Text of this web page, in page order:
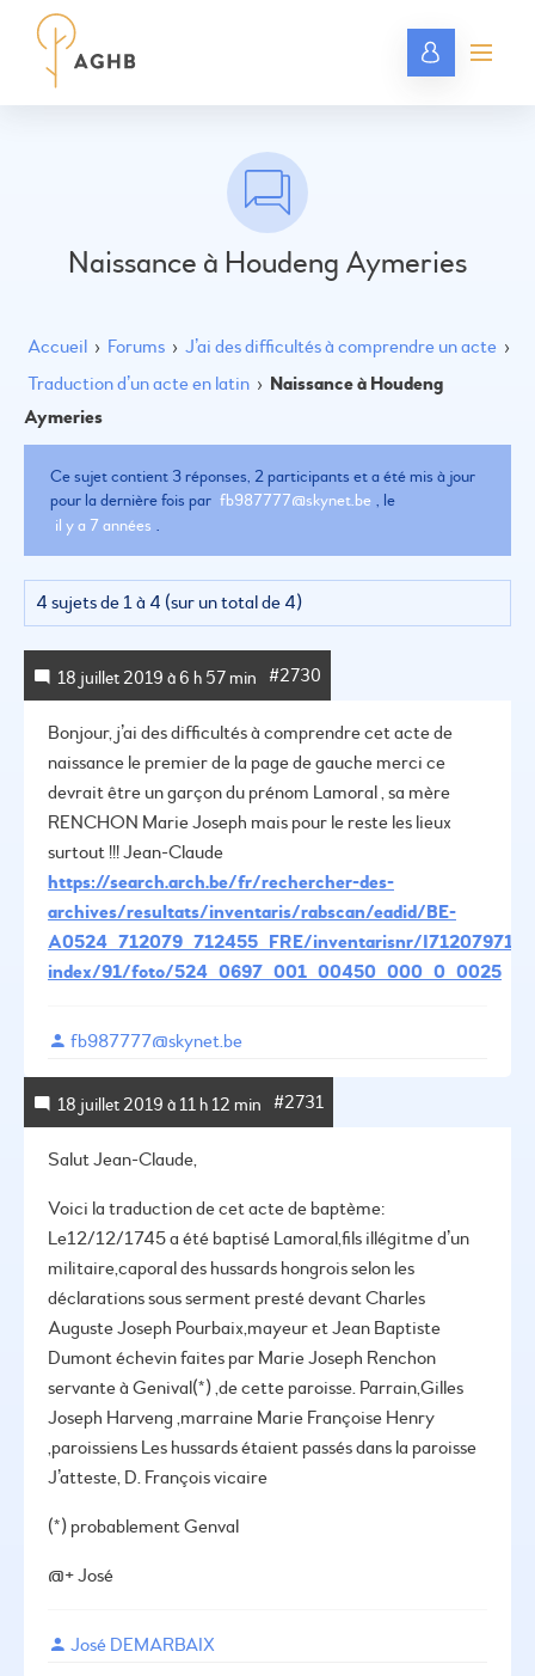
Naissance à Houdeng Aymeries
Accueil › Forums › J’ai des difficultés à comprendre un acte ›
Traduction d’un acte en latin › Naissance à Houdeng
Aymeries
Ce sujet contient 3 réponses, 2 participants et a été mis à jour
pour la dernière fois par fb987777@skynet.be , le
il y a 7 années .
4 sujets de 1 à 4 (sur un total de 4)
18 juillet 2019 à 6 h 57 min #2730
fb987777@skynet.be
Bonjour, j’ai des difficultés à comprendre cet acte de
naissance le premier de la page de gauche merci ce
devrait être un garçon du prénom Lamoral , sa mère
RENCHON Marie Joseph mais pour le reste les lieux
surtout !!!Jean-Claude
https://search.arch.be/fr/rechercher-des-
archives/resultats/inventaris/rabscan/eadid/BE-
A0524_712079_712455_FRE/inventarisnr/
index/91/foto/524_0697_001_00450_000_0_0025
18 juillet 2019 à 11 h 12 min #2731
José DEMARBAIX
Salut Jean-Claude,
Voici la traduction de cet acte de baptème:
Le12/12/1745 a été baptisé Lamoral,fils illégitme d’un
militaire,caporal des hussards hongrois selon les
déclarations sous serment presté devant Charles
Auguste Joseph Pourbaix,mayeur et Jean Baptiste
Dumont échevin faites par Marie Joseph Renchon
servante à Genival(*) ,de cette paroisse. Parrain,Gilles
Joseph Harveng ,marraine Marie Françoise Henry
,paroissiens Les hussards étaient passés dans la paroisse
J’atteste, D. François vicaire
(*) probablement Genval
@+José